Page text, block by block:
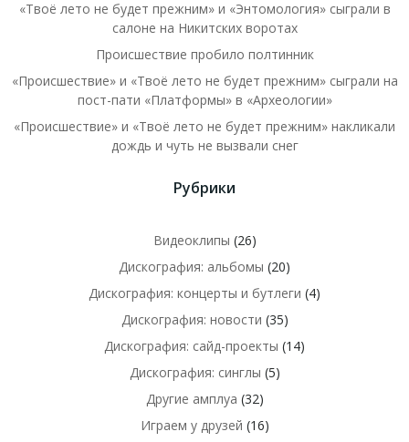
«Твоё лето не будет прежним» и «Энтомология» сыграли в
салоне на Никитских воротах
Происшествие пробило полтинник
«Происшествие» и «Твоё лето не будет прежним» сыграли на
пост-пати «Платформы» в «Археологии»
«Происшествие» и «Твоё лето не будет прежним» накликали
дождь и чуть не вызвали снег
Рубрики
Видеоклипы (26)
Дискография: альбомы (20)
Дискография: концерты и бутлеги (4)
Дискография: новости (35)
Дискография: сайд-проекты (14)
Дискография: синглы (5)
Другие амплуа (32)
Играем у друзей (16)